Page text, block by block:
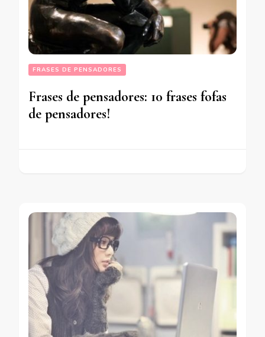
FRASES DE PENSADORES
Frases de pensadores: 10 frases fofas
de pensadores!